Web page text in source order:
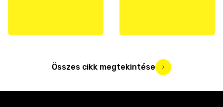
Összes cikk megtekintése